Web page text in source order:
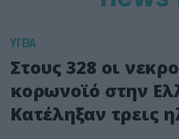
ΥΓΕΙΑ
Στους 328 οι
κορωνοϊό στην
Κατέληξαν τρεις